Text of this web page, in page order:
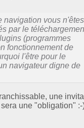
navigation vous n'êtes
par le
(programmes
fonctionnement de
l'être pour le
navigateur digne de
une
une "obligation" :-